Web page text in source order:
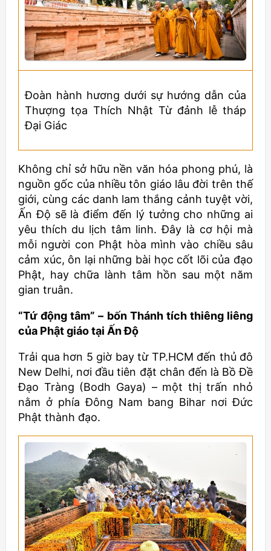
Đoàn hành hương dưới sự hướng dẫn của
Thượng tọa Thích Nhật Từ đảnh lễ tháp
Đại Giác
Không chỉ sở hữu nền văn hóa phong phú, là
nguồn gốc của nhiều tôn giáo lâu đời trên thế
giới, cùng các danh lam thắng cảnh tuyệt vời,
Ấn Độ sẽ là điểm đến lý tưởng cho những ai
yêu thích du lịch tâm linh. Đây là cơ hội mà
mỗi người con Phật hòa mình vào chiều sâu
cảm xúc, ôn lại những bài học cốt lõi của đạo
Phật, hay chữa lành tâm hồn sau một năm
gian truân.
“Tứ động tâm” – bốn Thánh tích thiêng liêng
của Phật giáo tại Ấn Độ
Trải qua hơn 5 giờ bay từ TP.HCM đến thủ đô
New Delhi, nơi đầu tiên đặt chân đến là Bồ Đề
Đạo Tràng (Bodh Gaya) – một thị trấn nhỏ
nằm ở phía Đông Nam bang Bihar nơi Đức
Phật thành đạo.